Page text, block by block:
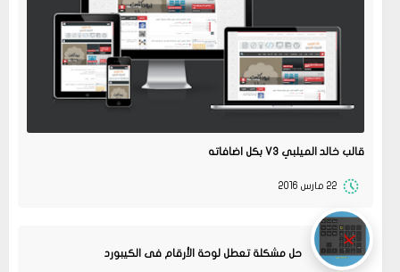
قالب خالد الميلبي V3 بكل اضافاته
22 مارس 2016
حل مشكلة تعطل لوحة الأرقام فى الكيبورد